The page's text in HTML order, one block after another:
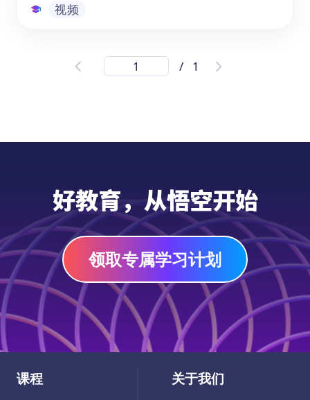
视频
中国十二生肖故事第7讲之《马》
《十二生肖-马|中国文化在线录播课》适合3-
和文化背景。通过观看这个视频，孩子们将学
索中国文化的大门，并在学习中文时提供有趣
而富有启发性的体验。
/ 1
好教育，从悟空开始
领取专属学习计划
课程 关于我们